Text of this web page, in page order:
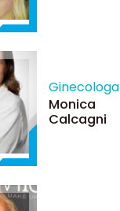
Ginecologa
Monica
Calcagni